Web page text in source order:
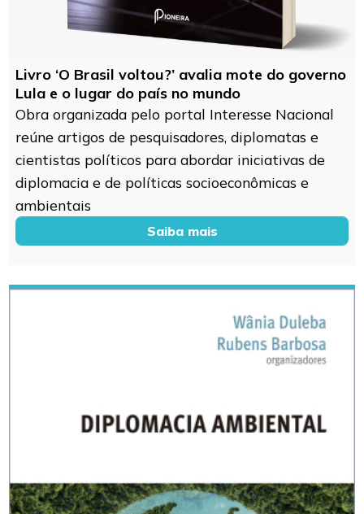
Livro ‘O Brasil voltou?’ avalia mote do governo
Lula e o lugar do país no mundo
Obra organizada pelo portal Interesse Nacional
reúne artigos de pesquisadores, diplomatas e
cientistas políticos para abordar iniciativas de
diplomacia e de políticas socioeconômicas e
ambientais
Saiba mais